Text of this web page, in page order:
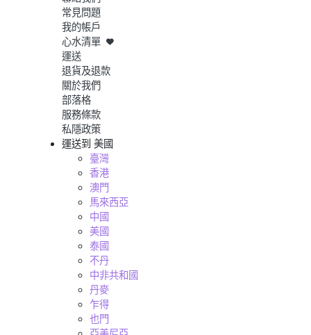
常見問題
我的帳戶
心水清單
運送
退貨及退款
關於我們
部落格
服務條款
私隱政策
運送到 美國
臺灣
香港
澳門
馬來西亞
中國
美國
泰國
不丹
中非共和國
丹麥
乍得
也門